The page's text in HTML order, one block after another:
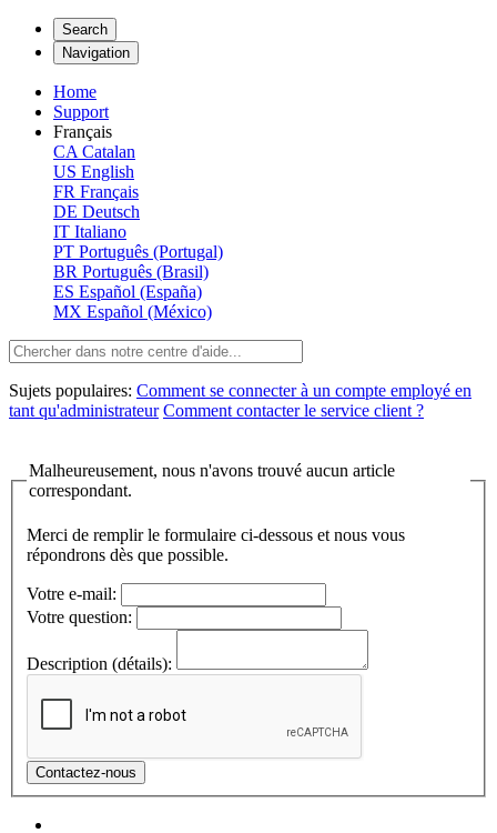
Search
Navigation
Home
Support
Français
CA Catalan
US English
FR Français
DE Deutsch
IT Italiano
PT Português (Portugal)
BR Português (Brasil)
ES Español (España)
MX Español (México)
Sujets populaires: Comment se connecter à un compte employé en
tant qu'administrateur Comment contacter le service client ?
Malheureusement, nous n'avons trouvé aucun article
correspondant.
Merci de remplir le formulaire ci-dessous et nous vous
répondrons dès que possible.
Votre e-mail:
Votre question:
Description (détails):